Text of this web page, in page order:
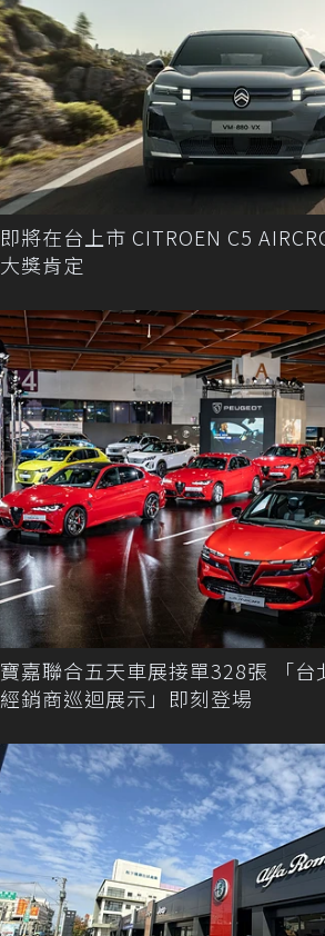
即將在台上市 CITROEN C5
大獎肯定
寶嘉聯合五天車展接單328張 「台
經銷商巡迴展示」即刻登場